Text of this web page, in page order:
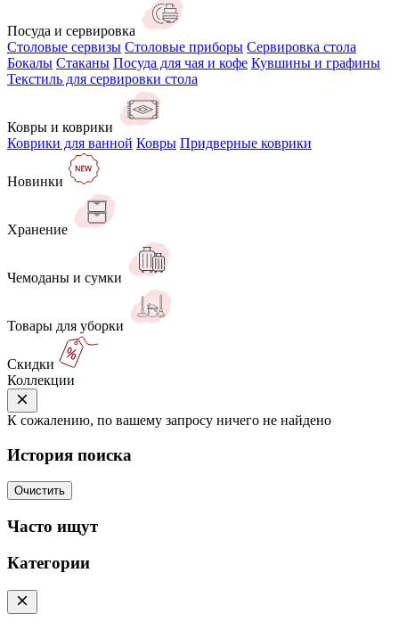
Посуда и сервировка
Столовые сервизы Столовые приборы Сервировка стола
Бокалы Стаканы Посуда для чая и кофе Кувшины и графины
Текстиль для сервировки стола
Ковры и коврики
Коврики для ванной Ковры Придверные коврики
Новинки
Хранение
Чемоданы и сумки
Товары для уборки
Скидки
Коллекции
К сожалению, по вашему запросу ничего не найдено
История поиска
Очистить
Часто ищут
Категории